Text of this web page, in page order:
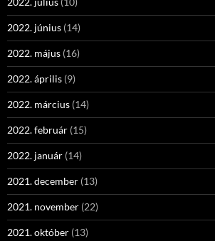
2022. június (14)
2022. május (16)
2022. április (9)
2022. március (14)
2022. február (15)
2022. január (14)
2021. december (13)
2021. november (22)
2021. október (13)